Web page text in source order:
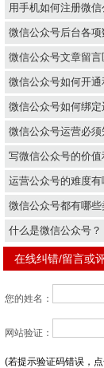
用手机如何注册微
微信公众号后台各
微信公众号文章留言
微信公众号如何开
微信公众号如何绑
微信公众号运营必
写微信公众号的价值
运营公众号的难度
微信公众号都有哪
什么是微信公众号？
在线纠错/留言或
您的姓名：
网站验证：
(若提示验证码错误，